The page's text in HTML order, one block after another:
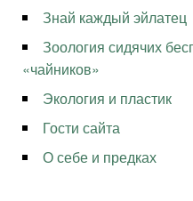
Знай каждый эйлатец
Зоология сидячих
«чайников»
Экология и пластик
Гости сайта
О себе и предках